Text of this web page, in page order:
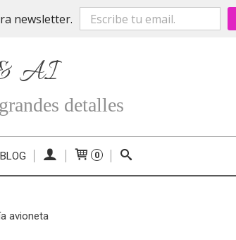
newsletter.
AI
detalles
BLOG 0
avioneta